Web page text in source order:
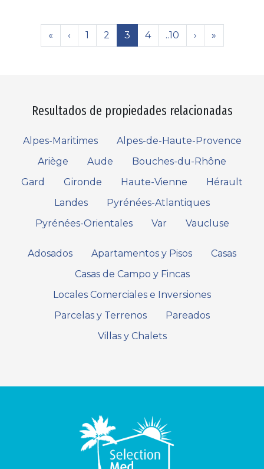
« ‹ 1 2 3 4 ..10 › »
Resultados de propiedades relacionadas
Alpes-Maritimes
Alpes-de-Haute-Provence
Ariège
Aude
Bouches-du-Rhône
Gard
Gironde Haute-Vienne
Hérault
Landes
Pyrénées-Atlantiques
Pyrénées-Orientales
Var Vaucluse
Adosados Apartamentos y Pisos
Casas
Casas de Campo y Fincas
Locales Comerciales e Inversiones
Parcelas y Terrenos
Pareados
Villas y Chalets